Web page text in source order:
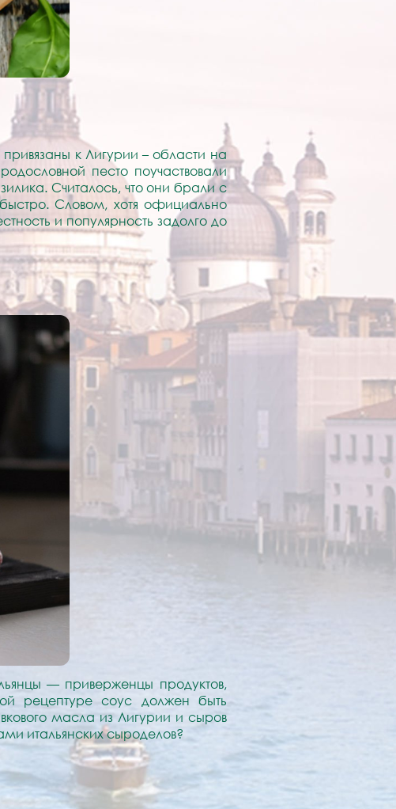
к Лигурии – области на
песто поучаствовали
Считалось, что они брали с
Словом, хотя официально
и популярность задолго до
— приверженцы продуктов,
рецептуре соус должен быть
масла из Лигурии и сыров
итальянских сыроделов?